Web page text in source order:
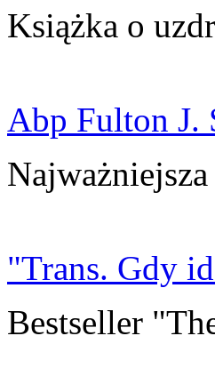
Książka o
Abp Fulton J.
Najważniejsza
"Trans. Gdy
Bestseller